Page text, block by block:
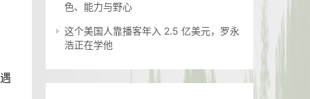
色、能力与野心
这个美国人靠播客年入 2.5 亿美元，罗永
浩正在学他